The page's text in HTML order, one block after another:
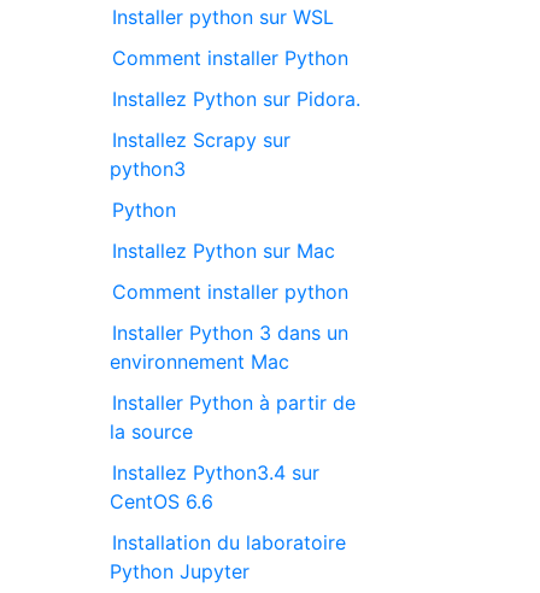
Installer python sur WSL
Comment installer Python
Installez Python sur Pidora.
Installez Scrapy sur
python3
Python
Installez Python sur Mac
Comment installer python
Installer Python 3 dans un
environnement Mac
Installer Python à partir de
la source
Installez Python3.4 sur
CentOS 6.6
Installation du laboratoire
Python Jupyter